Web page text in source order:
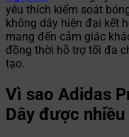
yêu thích kiểm soát
không dây hiện đại kết
mang đến cảm giác
đồng thời hỗ trợ tối đa
tạo.
Vì sao Adidas
Dây được